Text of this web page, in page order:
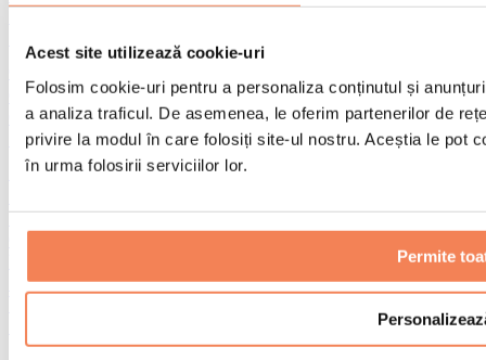
Acest site utilizează cookie-uri
Folosim cookie-uri pentru a personaliza conținutul și
a analiza traficul. De asemenea, le oferim partenerilor de
privire la modul în care folosiți site-ul nostru. Aceștia le pot
în urma folosirii serviciilor lor.
Permite
Genți și accesorii pentru alimente
Genți pentru sala de sport
Rucsacuri
Accesorii în funcție de activitate
Sporturi de contact
Terapie prin frig